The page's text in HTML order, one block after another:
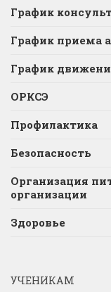
График
График приема
График
ОРКСЭ
Профилактика
Безопасность
Организация
организации
Здоровье
УЧЕНИКАМ